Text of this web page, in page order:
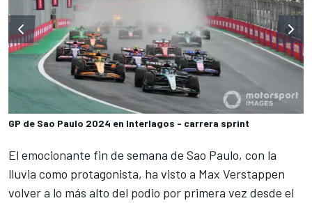
GP de Sao Paulo 2024 en Interlagos - carrera sprint
El emocionante fin de semana de Sao Paulo, con la
lluvia como protagonista, ha visto a Max Verstappen
volver a lo más alto del podio por primera vez desde el